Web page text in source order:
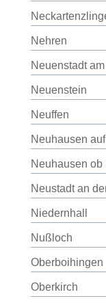
Nehren
Neuenstadt
Neuenstein
Neuffen
Neuhausen
Neuhausen ob
Neustadt an
Niedernhall
Nußloch
Oberboihingen
Oberkirch